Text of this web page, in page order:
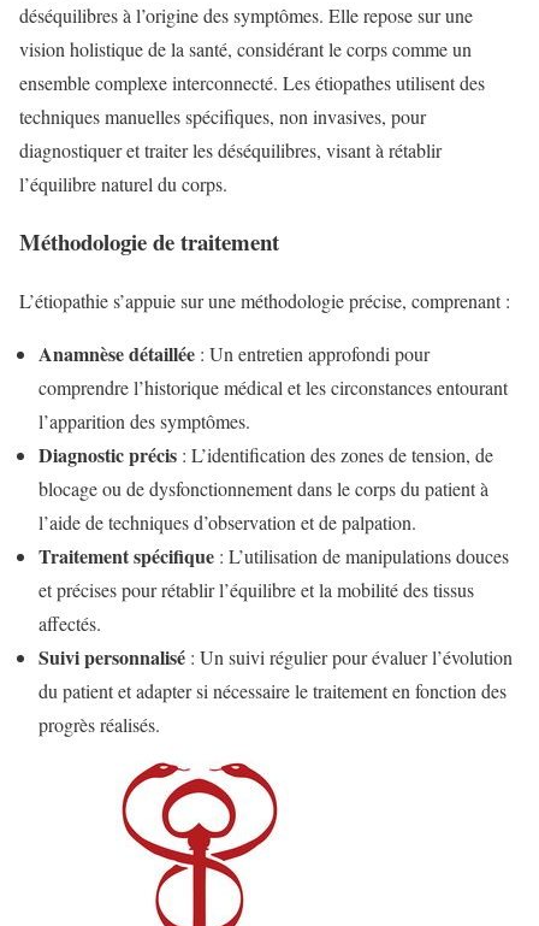
déséquilibres à l’origine des symptômes. Elle repose sur une
vision holistique de la santé, considérant le corps comme un
ensemble complexe interconnecté. Les étiopathes utilisent des
techniques manuelles spécifiques, non invasives, pour
diagnostiquer et traiter les déséquilibres, visant à rétablir
l’équilibre naturel du corps.
Méthodologie de traitement
L’étiopathie s’appuie sur une méthodologie précise, comprenant :
Anamnèse détaillée : Un entretien approfondi pour
comprendre l’historique médical et les circonstances entourant
l’apparition des symptômes.
Diagnostic précis : L’identification des zones de tension, de
blocage ou de dysfonctionnement dans le corps du patient à
l’aide de techniques d’observation et de palpation.
Traitement spécifique : L’utilisation de manipulations douces
et précises pour rétablir l’équilibre et la mobilité des tissus
affectés.
Suivi personnalisé : Un suivi régulier pour évaluer l’évolution
du patient et adapter si nécessaire le traitement en fonction des
progrès réalisés.